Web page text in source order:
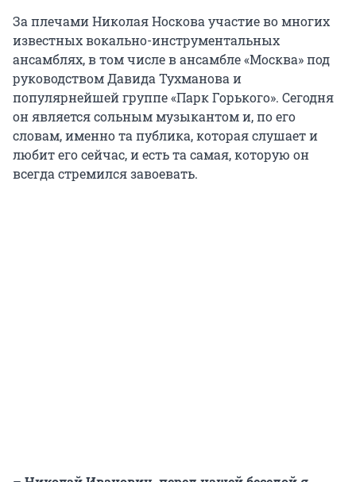
За плечами Николая Носкова участие во многих
известных вокально-инструментальных
ансамблях, в том числе в ансамбле «Москва» под
руководством Давида Тухманова и
популярнейшей группе «Парк Горького». Сегодня
он является сольным музыкантом и, по его
словам, именно та публика, которая слушает и
любит его сейчас, и есть та самая, которую он
всегда стремился завоевать.